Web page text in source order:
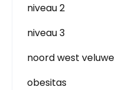
niveau 2
niveau 3
noord west veluwe
obesitas